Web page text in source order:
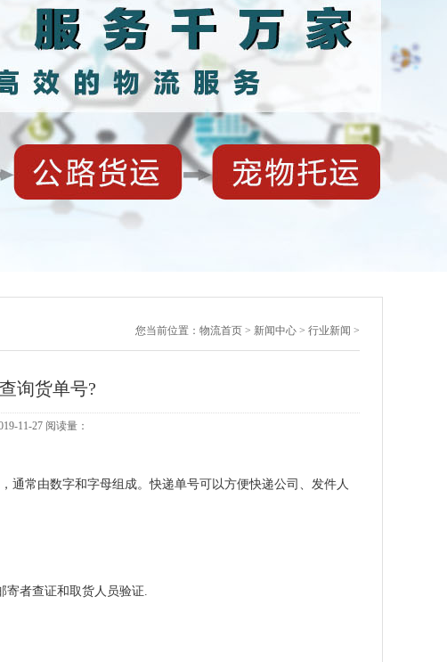
您当前位置： 物流首页 > 新闻中心 > 行业新闻 >
询货单号?
11-27 阅读量：
常由数字和字母组成。快递单号可以方便快递公司、发件人
者查证和取货人员验证.